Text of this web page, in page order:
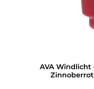
AVA Windlicht
Zinnoberrot